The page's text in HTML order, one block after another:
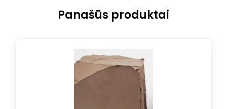
Panašūs produktai